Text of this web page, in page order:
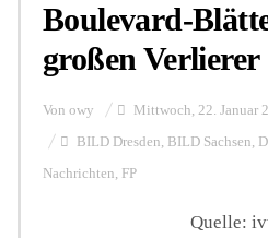
Boulevard-
großen Verlierer
Von owy Mittwoch, 22. Januar
BILD Dresden, BILD Sachsen,
Nachrichten, FP
Quelle: